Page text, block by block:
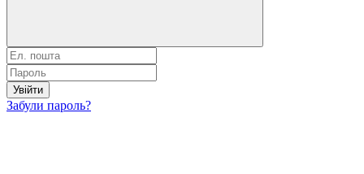
Увійти
Забули пароль?